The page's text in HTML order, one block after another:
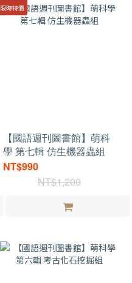
限時特價
【國語週刊圖書館】萌科
學 第七輯 仿生機器蟲組
NT$990
NT$1,200